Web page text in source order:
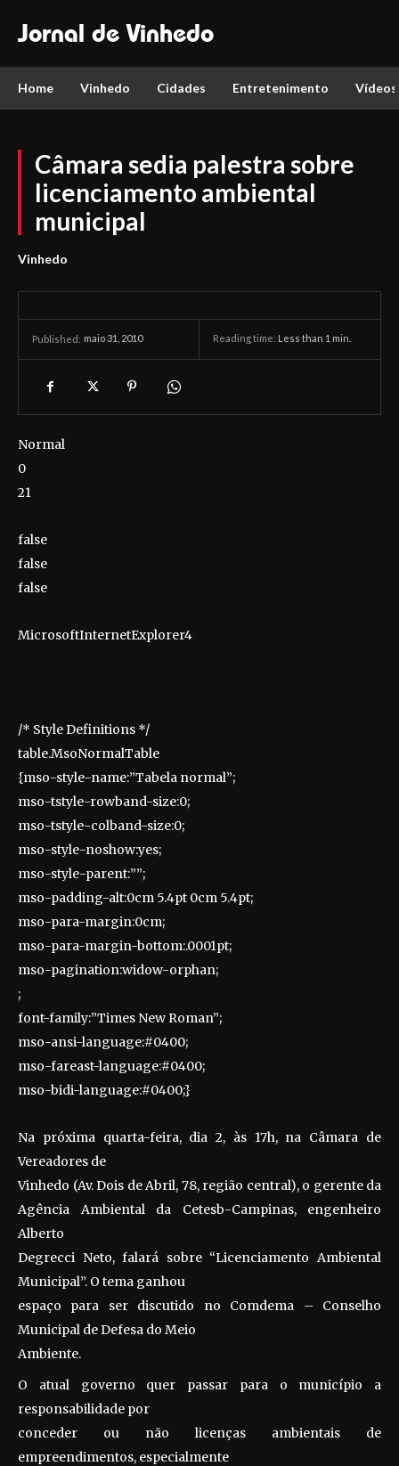
Jornal de Vinhedo
Home Vinhedo Cidades Entretenimento Vídeos
Câmara sedia palestra sobre
licenciamento ambiental
municipal
Vinhedo
Published: maio 31, 2010 Reading time: Less than 1 min.
Normal
0
21
false
false
false
MicrosoftInternetExplorer4
/* Style Definitions */
table.MsoNormalTable
{mso-style-name:”Tabela normal”;
mso-tstyle-rowband-size:0;
mso-tstyle-colband-size:0;
mso-style-noshow:yes;
mso-style-parent:””;
mso-padding-alt:0cm 5.4pt 0cm 5.4pt;
mso-para-margin:0cm;
mso-para-margin-bottom:.0001pt;
mso-pagination:widow-orphan;
;
font-family:”Times New Roman”;
mso-ansi-language:#0400;
mso-fareast-language:#0400;
mso-bidi-language:#0400;}
Na próxima quarta-feira, dia 2, às 17h, na Câmara de
Vereadores de
Vinhedo (Av. Dois de Abril, 78, região central), o gerente da
Agência Ambiental da Cetesb-Campinas, engenheiro
Alberto
Degrecci Neto, falará sobre “Licenciamento Ambiental
Municipal”. O tema ganhou
espaço para ser discutido no Comdema – Conselho
Municipal de Defesa do Meio
Ambiente.
O atual governo quer passar para o município a
responsabilidade por
conceder ou não licenças ambientais de
empreendimentos, especialmente